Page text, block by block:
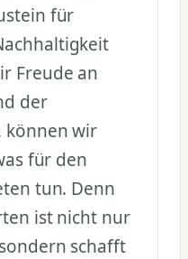
für
Freude an
der
können wir
für den
tun. Denn
ist nicht nur
schafft